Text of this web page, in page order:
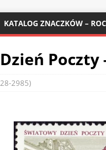
KATALOG ZNACZKÓW –
Poczty
2985)